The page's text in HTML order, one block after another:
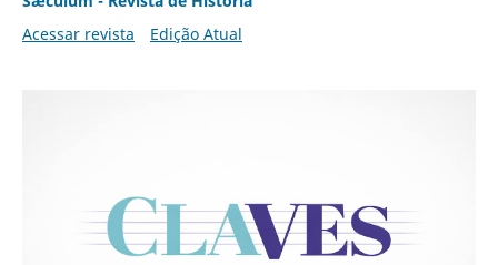
Acessar revista
Edição Atual